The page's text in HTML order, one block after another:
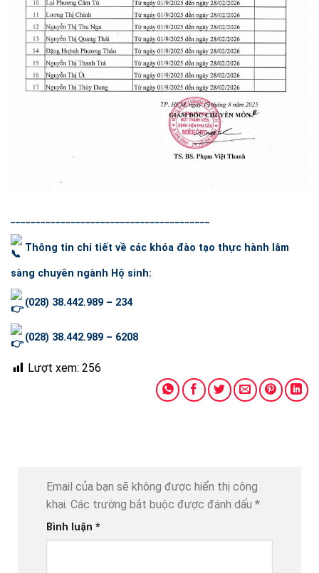
Thông tin chi tiết về các khóa đào tạo thực hành lâm
sàng chuyên ngành Hộ sinh:
(028) 38.442.989 – 234
(028) 38.442.989 – 6208
Lượt xem: 256
Email của bạn sẽ không được hiển thị công
khai. Các trường bắt buộc được đánh dấu *
Bình luận *